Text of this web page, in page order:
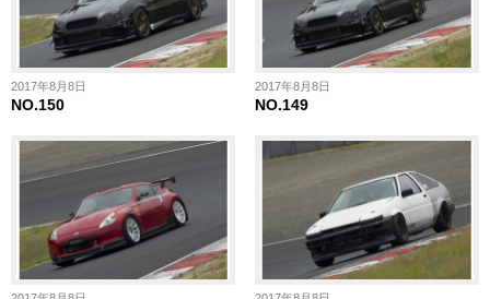
2017年8月8日
NO.150
2017年8月8日
NO.149